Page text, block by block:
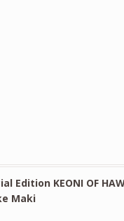
Edition KEONI OF
Maki